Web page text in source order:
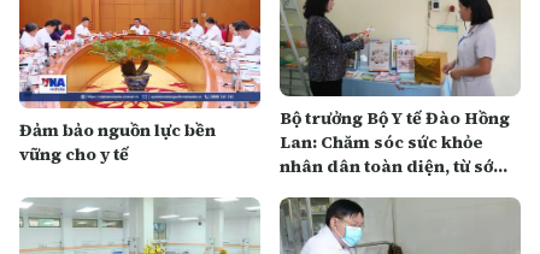
Đảm bảo nguồn lực bền
vững cho y tế
Bộ trưởng Bộ Y tế Đào Hồng
Lan: Chăm sóc sức khỏe
nhân dân toàn diện, từ sớm,